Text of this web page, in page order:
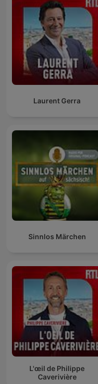
Laurent Gerra
Sinnlos Märchen
L'œil de Philippe
Caverivière